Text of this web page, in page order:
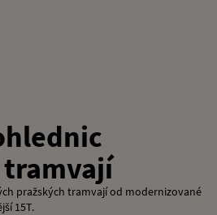
tramvají
pražských tramvají od modernizované
15T.